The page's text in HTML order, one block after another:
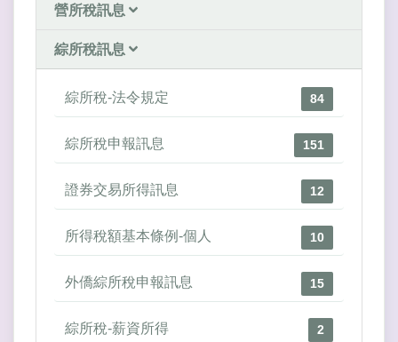
營所稅訊息
綜所稅訊息
綜所稅-法令規定 84
綜所稅申報訊息 151
證券交易所得訊息 12
所得稅額基本條例-個人 10
外僑綜所稅申報訊息 15
綜所稅-薪資所得 2